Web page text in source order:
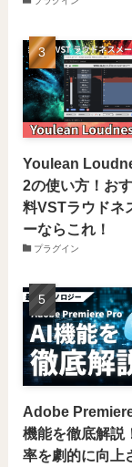
Youlean
2の使い方！お
料VSTラウドネ
ーならこれ！
プラグイン
Adobe
機能を徹底解説
率を劇的に向上